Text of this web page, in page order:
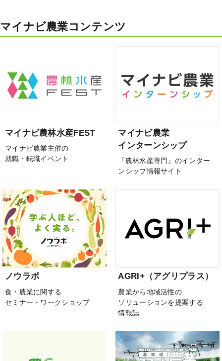
マイナビ農業コンテンツ
マイナビ農林水産FEST
マイナビ農業主催の
就職・転職イベント
マイナビ農業
インターンシップ
『農林水産専門』のインター
ンシップ情報サイト
ノウラボ
食・農業に関する
セミナー・ワークショップ
AGRI+（アグリプラス）
農業から地域活性の
ソリューションを提案する
情報誌